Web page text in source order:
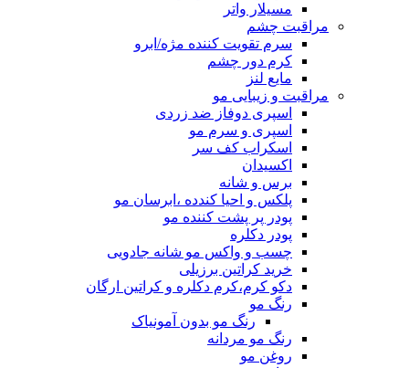
مسیلار واتر
مراقبت چشم
سرم تقویت کننده مژه/ابرو
کرم دور چشم
مایع لنز
مراقبت و زیبایی مو
اسپری دوفاز ضد زردی
اسپری و سرم مو
اسکراب کف سر
اکسیدان
برس و شانه
پلکس و احیا کندده ،ابرسان مو
پودر پر پشت کننده مو
پودر دکلره
چسب و واکس مو شانه جادویی
خرید کراتین برزیلی
دکو کرم،کرم دکلره و کراتین ارگان
رنگ مو
رنگ مو بدون آمونیاک
رنگ مو مردانه
روغن مو